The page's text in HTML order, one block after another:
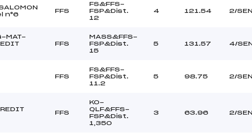
n°6
FFS
FS&FFS-
FSP&Dist.
12
4 121.54 2/SEN
MAT-
FFS
MASS&FFS-
FSP&Dist.
15
5 131.57 4/
FFS
FS&FFS-
FSP&Dist.
11.2
5 98.75 2/SEN
FFS
KO-
QLF&FFS-
FSP&Dist.
1,350
3 63.96 2/SEN